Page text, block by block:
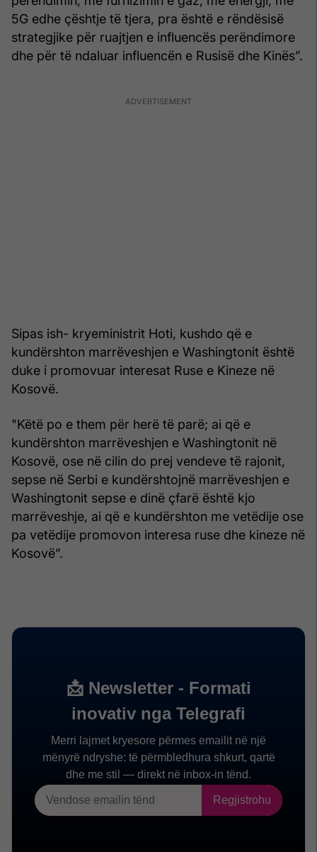
5G edhe çështje të tjera, pra është e rëndësisë
strategjike për ruajtjen e influencës perëndimore
dhe për të ndaluar influencën e Rusisë dhe Kinës”.
Sipas ish- kryeministrit Hoti, kushdo që e
kundërshton marrëveshjen e Washingtonit është
duke i promovuar interesat Ruse e Kineze në
Kosovë.
"Këtë po e them për herë të parë; ai që e
kundërshton marrëveshjen e Washingtonit në
Kosovë, ose në cilin do prej vendeve të rajonit,
sepse në Serbi e kundërshtojnë marrëveshjen e
Washingtonit sepse e dinë çfarë është kjo
marrëveshje, ai që e kundërshton me vetëdije ose
pa vetëdije promovon interesa ruse dhe kineze në
Kosovë”.